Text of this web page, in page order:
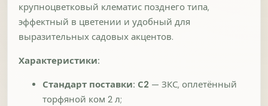
крупноцветковый клематис позднего типа,
эффектный в цветении и удобный для
выразительных садовых акцентов.
Характеристики:
Стандарт поставки: С2 — ЗКС, оплетённый
торфяной ком 2 л;
продаже?